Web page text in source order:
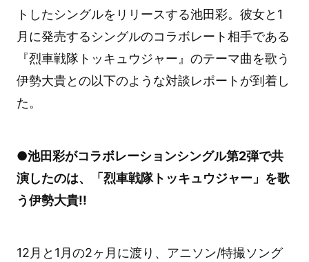
トしたシングルをリリースする池田彩。彼女と1
月に発売するシングルのコラボレート相手である
『烈車戦隊トッキュウジャー』のテーマ曲を歌う
伊勢大貴との以下のような対談レポートが到着し
た。
●池田彩がコラボレーションシングル第2弾で共
演したのは、「烈車戦隊トッキュウジャー」を歌
う伊勢大貴!!
12月と1月の2ヶ月に渡り、アニソン/特撮ソング